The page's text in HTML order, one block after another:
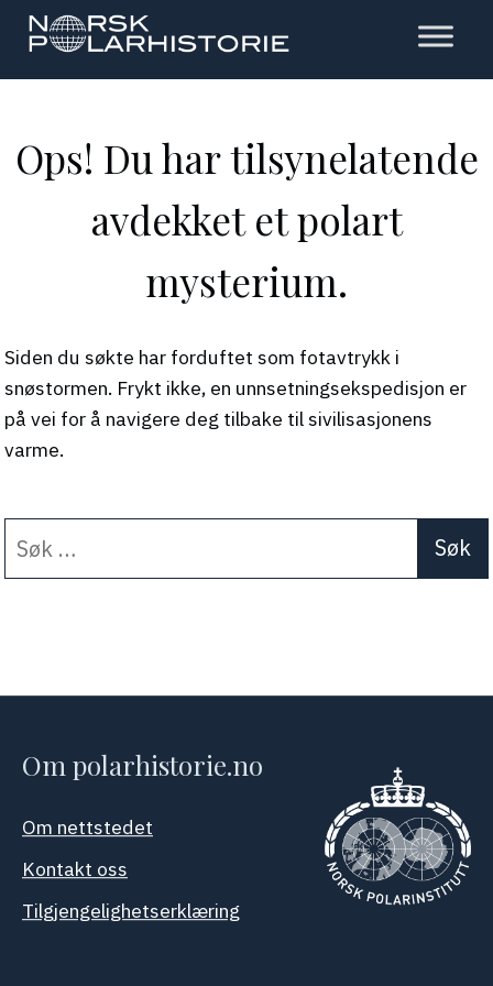
Hopp
hovedinnholdet
Polarhistorie
Ops! Du har tilsynelatende
avdekket et polart
mysterium.
Siden du søkte har forduftet som fotavtrykk i
snøstormen. Frykt ikke, en unnsetningsekspedisjon er
på vei for å navigere deg tilbake til sivilisasjonens
varme.
etter:
When autocomplete
Om polarhistorie.no
Om nettstedet
Kontakt oss
Tilgjengelighetserklæring